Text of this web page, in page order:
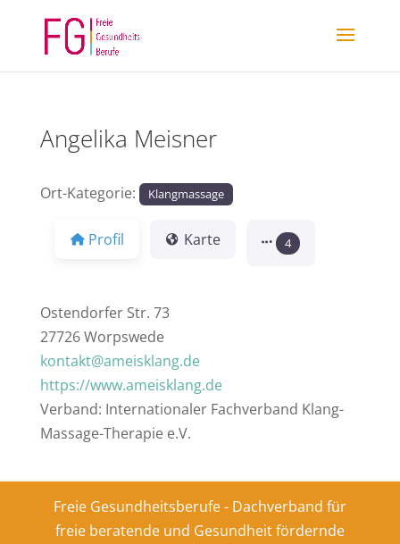
Angelika Meisner
Ort-Kategorie: Klangmassage
Profil Karte 4
Ostendorfer Str. 73
27726 Worpswede
kontakt@ameisklang.de
https://www.ameisklang.de
Verband: Internationaler Fachverband Klang-
Massage-Therapie e.V.
Freie Gesundheitsberufe - Dachverband für
freie beratende und Gesundheit fördernde